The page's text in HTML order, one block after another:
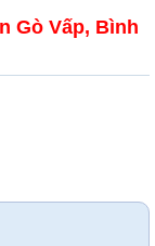
Gò Vấp, Bình